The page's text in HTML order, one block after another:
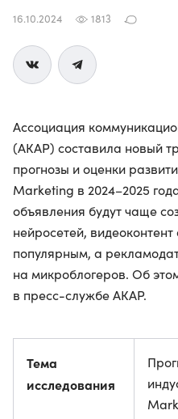
16.10.2024 1813
Ассоциация
(АКАР) составила новый
прогнозы и оценки
Marketing в 2024–2025
объявления будут чаще
нейросетей,
популярным, а
на микроблогеров. Об
в пресс-службе АКАР.
Тема
исследования